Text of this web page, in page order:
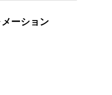
ーション